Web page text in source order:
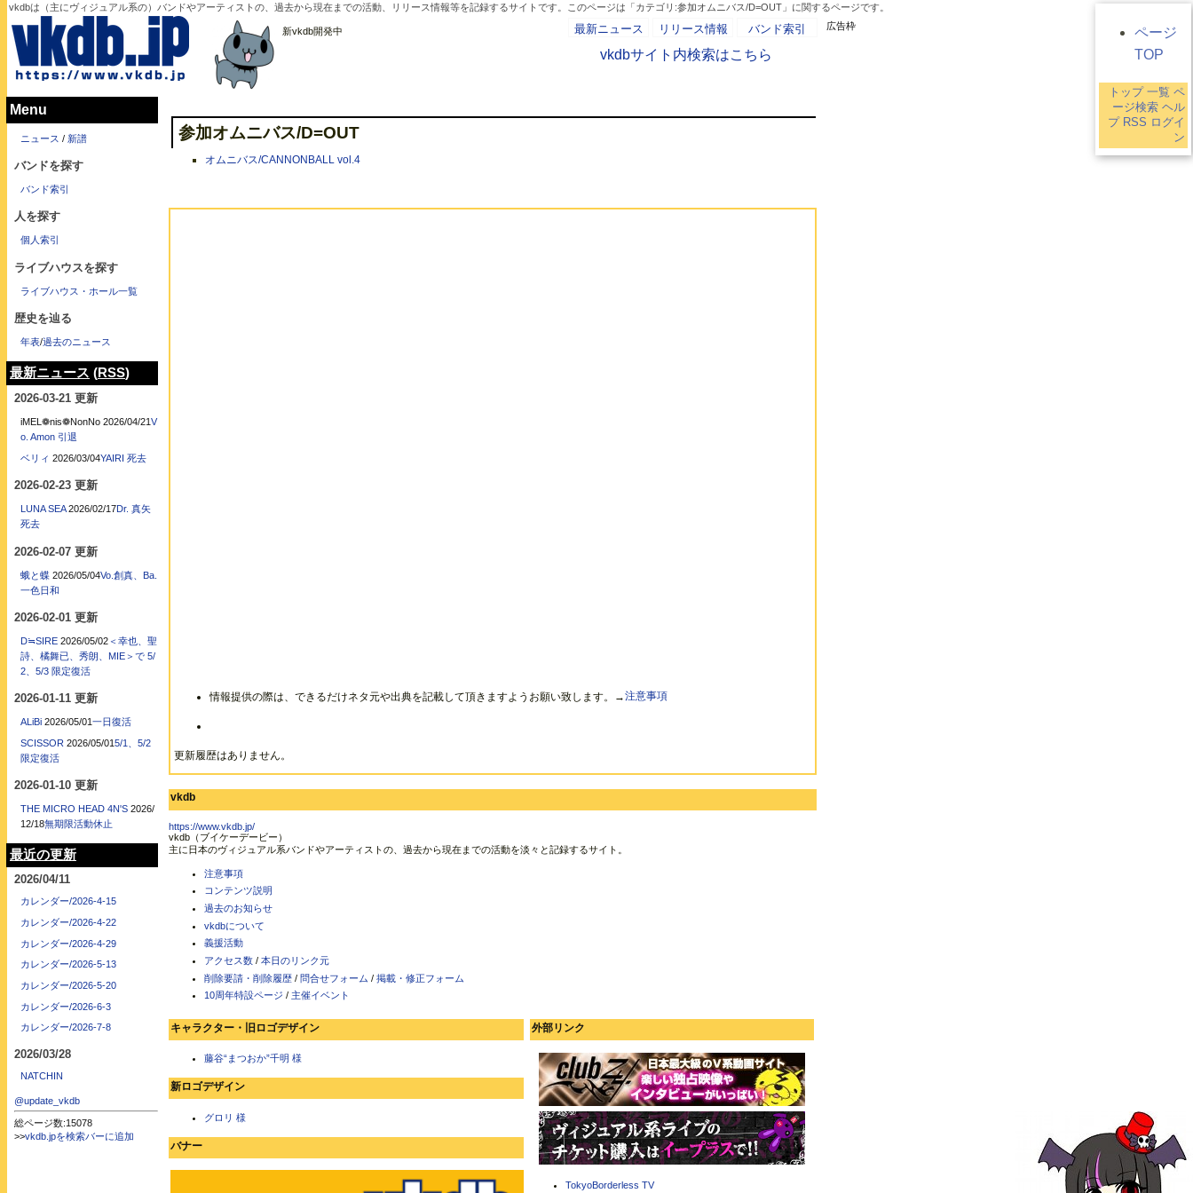
vkdbは（主にヴィジュアル系の）バンドやアーティストの、過去から現在までの活動、リリース情報等を記録するサイトです。このページは「カテゴリ:参加オムニバス/D=OUT」に関するページです。
新vkdb開発中 最新ニュース リリース情報 バンド索引
vkdbサイト内検索はこちら
参加オムニバス/D=OUT
オムニバス/CANNONBALL vol.4
情報提供の際は、できるだけネタ元や出典を記載して頂きますようお願い致します。→注意事項
更新履歴はありません。
vkdb
https://www.vkdb.jp/
vkdb（ブイケーデービー）
主に日本のヴィジュアル系バンドやアーティストの、過去から現在までの活動を淡々と記録するサイト。
注意事項
コンテンツ説明
過去のお知らせ
vkdbについて
義援活動
アクセス数 / 本日のリンク元
削除要請・削除履歴 / 問合せフォーム / 掲載・修正フォーム
10周年特設ページ / 主催イベント
キャラクター・旧ロゴデザイン
藤谷“まつおか”千明 様
新ロゴデザイン
グロリ 様
バナー
外部リンク
TokyoBorderless TV
広告枠
Menu
ニュース / 新譜
バンドを探す
バンド索引
人を探す
個人索引
ライブハウスを探す
ライブハウス・ホール一覧
歴史を辿る
年表/過去のニュース
最新ニュース (RSS)
2026-03-21 更新
iMEL❁nis❁NonNo 2026/04/21 V
o. Amon 引退
ベリィ 2026/03/04YAIRI 死去
2026-02-23 更新
LUNA SEA 2026/02/17Dr. 真矢
死去
2026-02-07 更新
蛾と蝶 2026/05/04Vo.創真、Ba.
一色日和
2026-02-01 更新
D≒SIRE 2026/05/02＜幸也、聖
詩、橘舞已、秀朗、MIE＞で 5/
2、5/3 限定復活
2026-01-11 更新
ALiBi 2026/05/01一日復活
SCISSOR 2026/05/015/1、5/2
限定復活
2026-01-10 更新
THE MICRO HEAD 4N'S 2026/
12/18無期限活動休止
最近の更新
2026/04/11
カレンダー/2026-4-15
カレンダー/2026-4-22
カレンダー/2026-4-29
カレンダー/2026-5-13
カレンダー/2026-5-20
カレンダー/2026-6-3
カレンダー/2026-7-8
2026/03/28
NATCHIN
@update_vkdb
総ページ数:15078
>>vkdb.jpを検索バーに追加
ページ
TOP
トップ 一覧 ペ
ージ検索 ヘル
プ RSS ログイ
ン